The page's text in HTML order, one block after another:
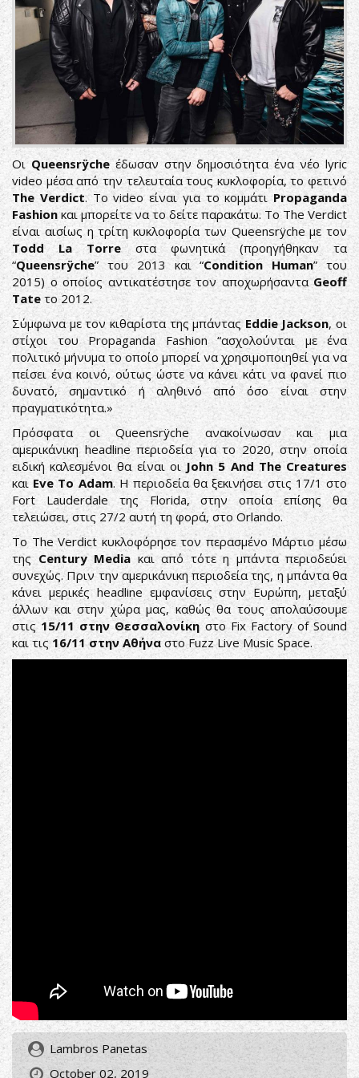
GrizzleeMartin-
-1024x683.jpg
Οι Queensrÿcheέδωσαν στην δημοσιότητα ένα νέο lyric
video μέσα από την τελευταία τους κυκλοφορία, το φετινό
The Verdict. Το video είναι για το κομμάτιPropaganda
Fashionκαι μπορείτε να το δείτε παρακάτω. Το The Verdict
είναι αισίως η τρίτη κυκλοφορία των Queensrÿche με τον
Todd La Torreστα φωνητικά (προηγήθηκαν τα
“Queensrÿche” του 2013 και “Condition Human” του
2015) ο οποίος αντικατέστησε τον αποχωρήσανταGeoff
Tate το 2012.
Σύμφωνα με τον κιθαρίστα της μπάντας Eddie Jackson, οι
στίχοι του Propaganda Fashion “ασχολούνται με ένα
πολιτικό μήνυμα το οποίο μπορεί να χρησιμοποιηθεί για να
πείσει ένα κοινό, ούτως ώστε να κάνει κάτι να φανεί πιο
δυνατό, σημαντικό ή αληθινό από όσο είναι στην
πραγματικότητα.»
Πρόσφατα οι Queensrÿche ανακοίνωσαν και μια
αμερικάνικη headline περιοδεία για το 2020, στην οποία
ειδική καλεσμένοι θα είναι οι John 5 And The Creatures
και Eve To Adam. H περιοδεία θα ξεκινήσει στις 17/1 στο
Fort Lauderdale της Florida, στην οποία επίσης θα
τελειώσει, στις 27/2 αυτή τη φορά, στο Orlando.
To The Verdict κυκλοφόρησε τον περασμένο Μάρτιο μέσω
τηςCentury Media και από τότε η μπάντα περιοδεύει
συνεχώς. Πριν την αμερικάνικη περιοδεία της, η μπάντα θα
κάνει μερικές headline εμφανίσεις στην Ευρώπη, μεταξύ
άλλων και στην χώρα μας, καθώς θα τους απολαύσουμε
στις 15/11 στην Θεσσαλονίκη στο Fix Factory of Sound
και τις 16/11 στην Αθήνα στο Fuzz Live Music Space.
Lambros Panetas
October 02, 2019